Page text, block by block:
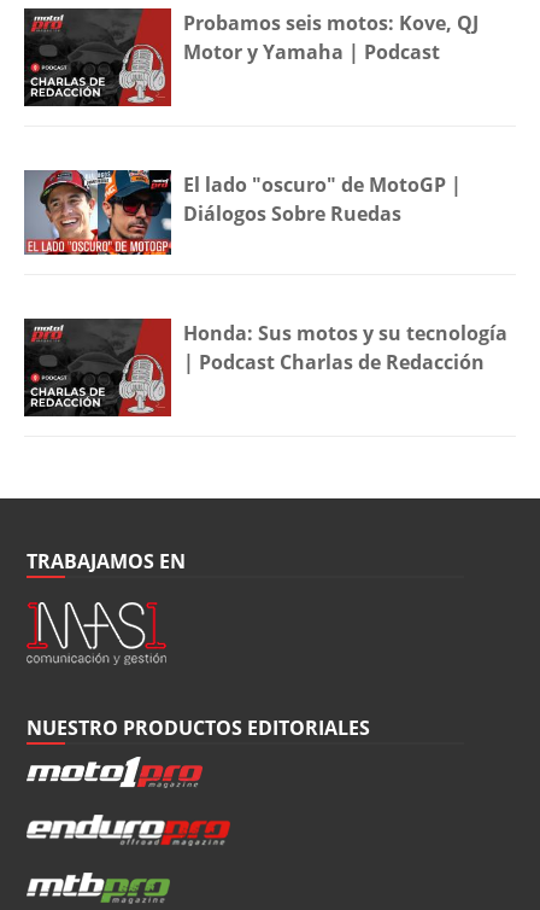
Probamos seis motos: Kove, QJ
Motor y Yamaha | Podcast
El lado "oscuro" de MotoGP |
Diálogos Sobre Ruedas
Honda: Sus motos y su tecnología
| Podcast Charlas de Redacción
TRABAJAMOS EN
NUESTRO PRODUCTOS EDITORIALES